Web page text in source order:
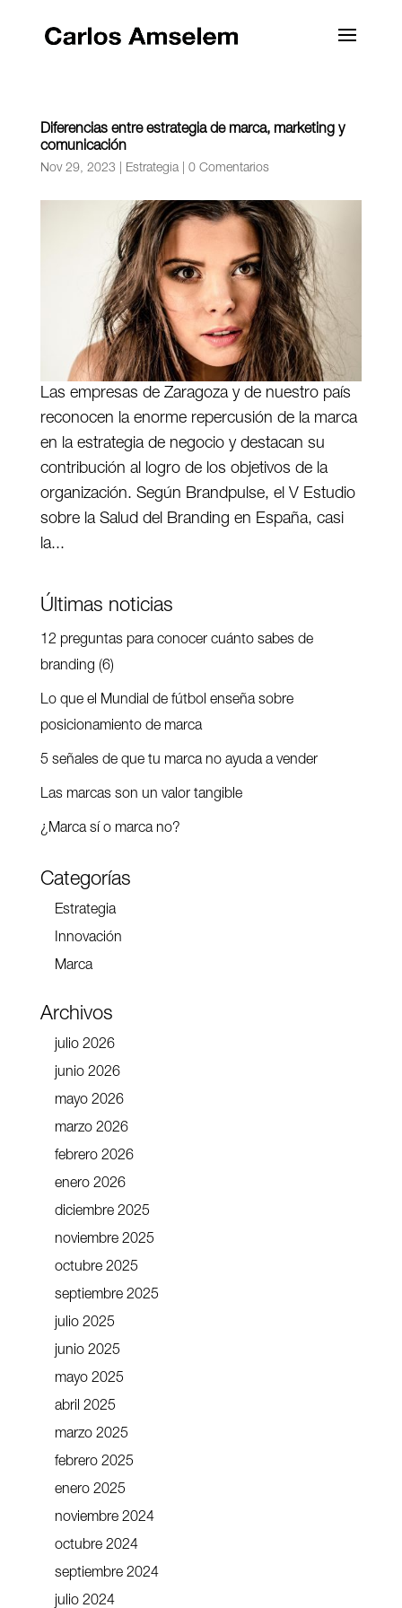
Diferencias entre estrategia de marca, marketing y
comunicación
Nov 29, 2023 Estrategia| 0 Comentarios
Las empresas de Zaragoza y de nuestro país
reconocen la enorme repercusión de la marca
en la estrategia de negocio y destacan su
contribución al logro de los objetivos de la
organización. Según Brandpulse, el V Estudio
sobre la Salud del Branding en España, casi
la...
Últimas noticias
12 preguntas para conocer cuánto sabes de
branding (6)
Lo que el Mundial de fútbol enseña sobre
posicionamiento de marca
5 señales de que tu marca no ayuda a vender
Las marcas son un valor tangible
¿Marca sí o marca no?
Categorías
Estrategia
Innovación
Marca
Archivos
julio 2026
junio 2026
mayo 2026
marzo 2026
febrero 2026
enero 2026
diciembre 2025
noviembre 2025
octubre 2025
septiembre 2025
julio 2025
junio 2025
mayo 2025
abril 2025
marzo 2025
febrero 2025
enero 2025
noviembre 2024
octubre 2024
septiembre 2024
julio 2024